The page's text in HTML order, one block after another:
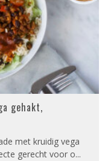
gehakt,
met kruidig vega
gerecht voor o...